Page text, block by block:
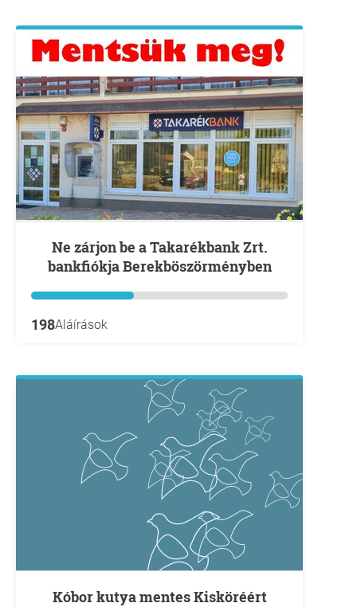
Ne zárjon be a Takarékbank Zrt.
bankfiókja Berekböszörményben
198Aláírások
Kóbor kutya mentes Kisköréért